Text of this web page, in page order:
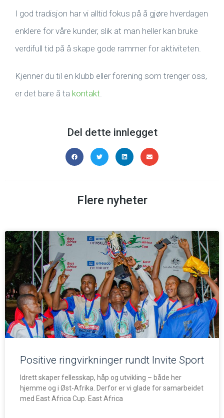
I god tradisjon har vi alltid fokus på å gjøre hverdagen
enklere for våre kunder, slik at man heller kan bruke
verdifull tid på å skape gode rammer for aktiviteten.
Kjenner du til en klubb eller forening som trenger oss,
er det bare å ta kontakt.
Del dette innlegget
Flere nyheter
Positive ringvirkninger rundt Invite Sport
Idrett skaper fellesskap, håp og utvikling – både her
hjemme og i Øst-Afrika. Derfor er vi glade for samarbeidet
med East Africa Cup. East Africa